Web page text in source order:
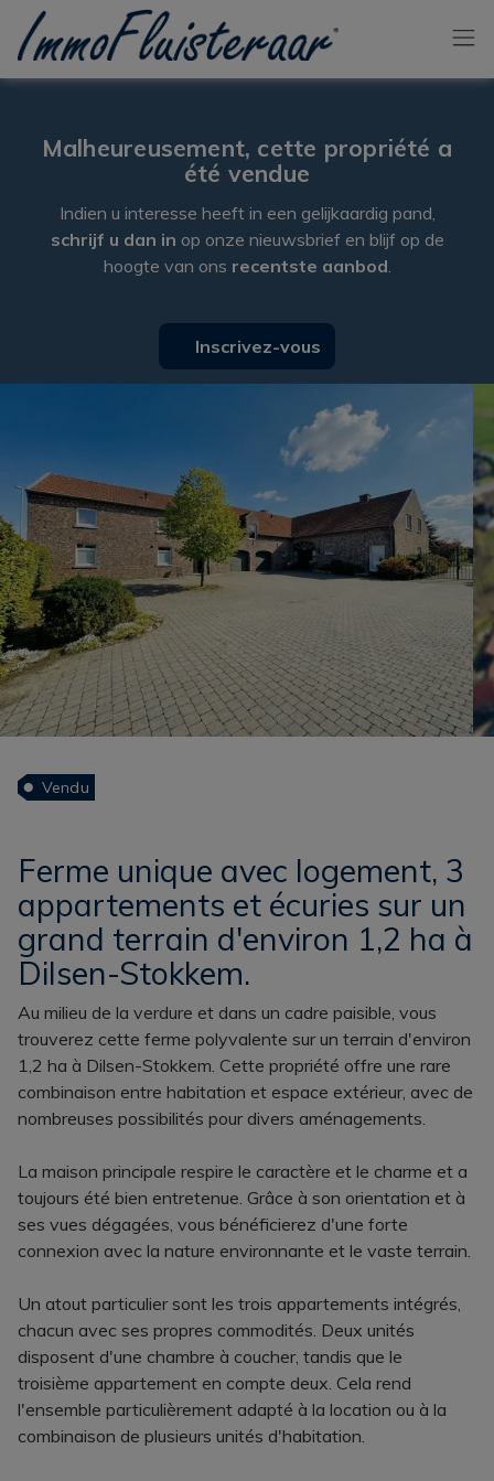
Passer le menu et aller au contenu
Malheureusement, cette propriété a
été vendue
Indien u interesse heeft in een gelijkaardig pand,
schrijf u dan in op onze nieuwsbrief en blijf op de
hoogte van ons recentste aanbod.
Inscrivez-vous
Ferme unique avec logement, 3
appartements et écuries sur un
grand terrain d'environ 1,2 ha à
Dilsen-Stokkem.
Vendu
Au milieu de la verdure et dans un cadre paisible, vous
trouverez cette ferme polyvalente sur un terrain d'environ
1,2 ha à Dilsen-Stokkem. Cette propriété offre une rare
combinaison entre habitation et espace extérieur, avec de
nombreuses possibilités pour divers aménagements.
La maison principale respire le caractère et le charme et a
toujours été bien entretenue. Grâce à son orientation et à
ses vues dégagées, vous bénéficierez d'une forte
connexion avec la nature environnante et le vaste terrain.
Un atout particulier sont les trois appartements intégrés,
chacun avec ses propres commodités. Deux unités
disposent d'une chambre à coucher, tandis que le
troisième appartement en compte deux. Cela rend
l'ensemble particulièrement adapté à la location ou à la
combinaison de plusieurs unités d'habitation.